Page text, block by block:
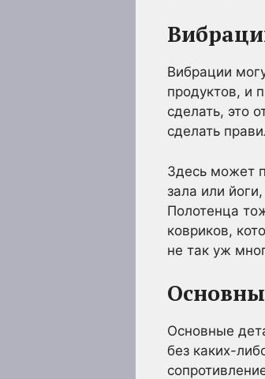
Вибрации
продуктов, и
сделать, это
сделать
Здесь может
зала или
Полотенца
ковриков,
не так уж
Основные
без каких-